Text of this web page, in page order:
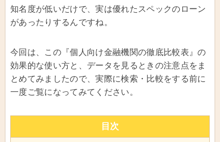
知名度が低いだけで、実は優れたスペックのローン
があったりするんですね。
今回は、この『個人向け金融機関の徹底比較表』の
効果的な使い方と、データを見るときの注意点をま
とめてみましたので、実際に検索・比較をする前に
一度ご覧になってみてください。
目次